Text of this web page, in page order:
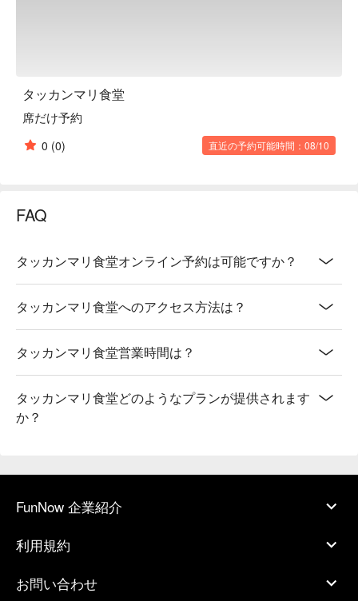
タッカンマリ食堂
席だけ予約
0 (0) 直近の予約可能時間：08/10
FAQ
タッカンマリ食堂オンライン予約は可能ですか？
タッカンマリ食堂へのアクセス方法は？
タッカンマリ食堂営業時間は？
タッカンマリ食堂どのようなプランが提供されます
か？
FunNow 企業紹介
利用規約
お問い合わせ